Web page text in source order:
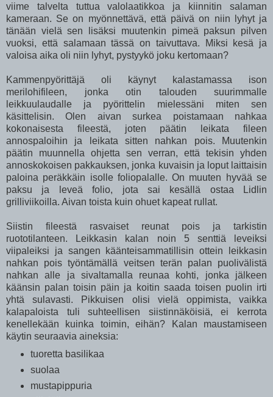
viime talvelta tuttua valolaatikkoa ja kiinnitin salaman
kameraan. Se on myönnettävä, että päivä on niin lyhyt ja
tänään vielä sen lisäksi muutenkin pimeä paksun pilven
vuoksi, että salamaan tässä on taivuttava. Miksi kesä ja
valoisa aika oli niin lyhyt, pystyykö joku kertomaan?
Kammenpyörittäjä oli käynyt kalastamassa ison
merilohifileen, jonka otin talouden suurimmalle
leikkuulaudalle ja pyörittelin mielessäni miten sen
käsittelisin. Olen aivan surkea poistamaan nahkaa
kokonaisesta fileestä, joten päätin leikata fileen
annospaloihin ja leikata sitten nahkan pois. Muutenkin
päätin muunnella ohjetta sen verran, että tekisin yhden
annoskokoisen pakkauksen, jonka kuvaisin ja loput laittaisin
paloina peräkkäin isolle foliopalalle. On muuten hyvää se
paksu ja leveä folio, jota sai kesällä ostaa Lidlin
grilliviikoilla. Aivan toista kuin ohuet kapeat rullat.
Siistin fileestä rasvaiset reunat pois ja tarkistin
ruototilanteen. Leikkasin kalan noin 5 senttiä leveiksi
viipaleiksi ja sangen käänteisammatillisin ottein leikkasin
nahkan pois työntämällä veitsen terän palan puolivälistä
nahkan alle ja sivaltamalla reunaa kohti, jonka jälkeen
käänsin palan toisin päin ja koitin saada toisen puolin irti
yhtä sulavasti. Pikkuisen olisi vielä oppimista, vaikka
kalapaloista tuli suhteellisen siistinnäköisiä, ei kerrota
kenellekään kuinka toimin, eihän? Kalan maustamiseen
käytin seuraavia aineksia:
tuoretta basilikaa
suolaa
mustapippuria